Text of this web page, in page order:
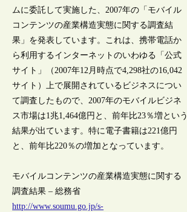
ムに委託して実施した、2007年の「モバイル
コンテンツの産業構造実態に関する調査結
果」を発表しています。これは、携帯電話か
ら利用するインターネットのいわゆる「公式
サイト」（2007年12月時点で4,298社の16,042
サイト）上で展開されているビジネスについ
て調査したもので、2007年のモバイルビジネ
ス市場は1兆1,464億円と、前年比23％増という
結果が出ています。特に電子書籍は221億円
と、前年比220％の増加となっています。
モバイルコンテンツの産業構造実態に関する
調査結果 – 総務省
http://www.soumu.go.jp/s-